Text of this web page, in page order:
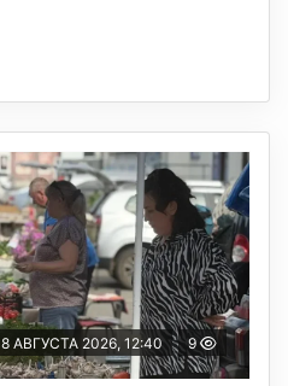
8 АВГУСТА 2026, 12:40 9